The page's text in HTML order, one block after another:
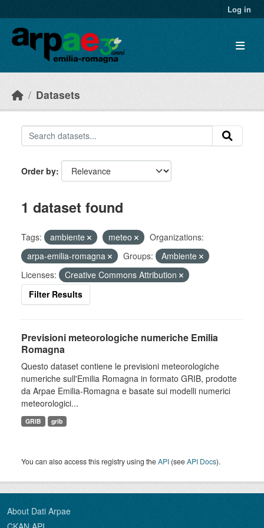
Log in
Datasets
Order by
1 dataset found
Tags: ambiente meteo
Organizations:
arpa-emilia-romagna
Groups:
Ambiente
Licenses:
Creative Commons Attribution
Filter Results
Previsioni meteorologiche numeriche Emilia
Romagna
Questo dataset contiene le previsioni meteorologiche
numeriche sull'Emilia Romagna in formato GRIB, prodotte
da Arpae Emilia-Romagna e basate sui modelli numerici
meteorologici...
GRIB grib
You can also access this registry using theAPI (seeAPI Docs).
About Dati Arpae